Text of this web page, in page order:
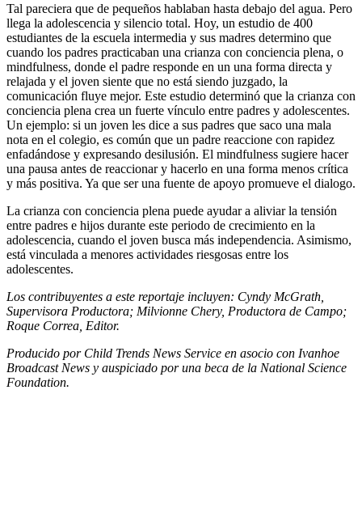
Tal pareciera que de pequeños hablaban hasta debajo del agua. Pero
llega la adolescencia y silencio total. Hoy, un estudio de 400
estudiantes de la escuela intermedia y sus madres determino que
cuando los padres practicaban una crianza con conciencia plena, o
mindfulness, donde el padre responde en un una forma directa y
relajada y el joven siente que no está siendo juzgado, la
comunicación fluye mejor. Este estudio determinó que la crianza con
conciencia plena crea un fuerte vínculo entre padres y adolescentes.
Un ejemplo: si un joven les dice a sus padres que saco una mala
nota en el colegio, es común que un padre reaccione con rapidez
enfadándose y expresando desilusión. El mindfulness sugiere hacer
una pausa antes de reaccionar y hacerlo en una forma menos crítica
y más positiva. Ya que ser una fuente de apoyo promueve el dialogo.
La crianza con conciencia plena puede ayudar a aliviar la tensión
entre padres e hijos durante este periodo de crecimiento en la
adolescencia, cuando el joven busca más independencia. Asimismo,
está vinculada a menores actividades riesgosas entre los
adolescentes.
Los contribuyentes a este reportaje incluyen: Cyndy McGrath,
Supervisora Productora; Milvionne Chery, Productora de Campo;
Roque Correa, Editor.
Producido por Child Trends News Service en asocio con Ivanhoe
Broadcast News y auspiciado por una beca de la National Science
Foundation.